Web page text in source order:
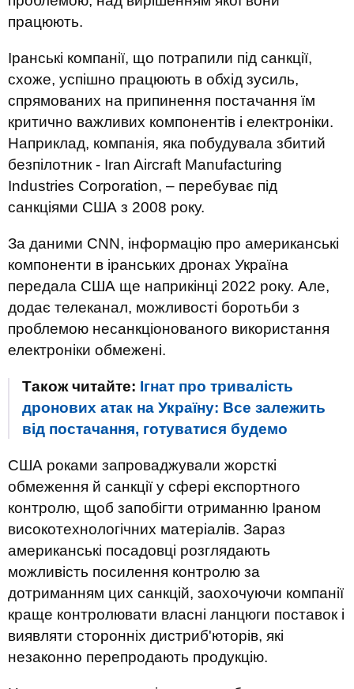
працюють.
Іранські компанії, що потрапили під санкції,
схоже, успішно працюють в обхід зусиль,
спрямованих на припинення постачання їм
критично важливих компонентів і електроніки.
Наприклад, компанія, яка побудувала збитий
безпілотник - Iran Aircraft Manufacturing
Industries Corporation, – перебуває під
санкціями США з 2008 року.
За даними CNN, інформацію про американські
компоненти в іранських дронах Україна
передала США ще наприкінці 2022 року. Але,
додає телеканал, можливості боротьби з
проблемою несанкціонованого використання
електроніки обмежені.
Також читайте: Ігнат про тривалість
дронових атак на Україну: Все залежить
від постачання, готуватися будемо
США роками запроваджували жорсткі
обмеження й санкції у сфері експортного
контролю, щоб запобігти отриманню Іраном
високотехнологічних матеріалів. Зараз
американські посадовці розглядають
можливість посилення контролю за
дотриманням цих санкцій, заохочуючи компанії
краще контролювати власні ланцюги поставок і
виявляти сторонніх дистриб'юторів, які
незаконно перепродають продукцію.